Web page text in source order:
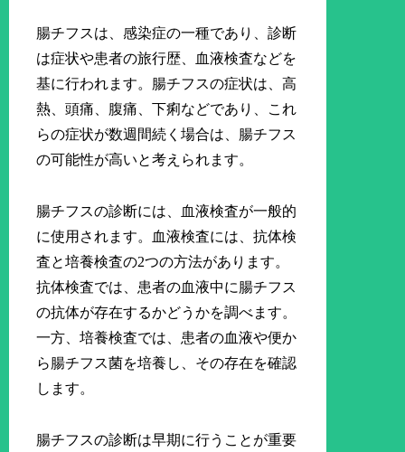
腸チフスは、感染症の一種であり、診断
は症状や患者の旅行歴、血液検査などを
基に行われます。腸チフスの症状は、高
熱、頭痛、腹痛、下痢などであり、これ
らの症状が数週間続く場合は、腸チフス
の可能性が高いと考えられます。
腸チフスの診断には、血液検査が一般的
に使用されます。血液検査には、抗体検
査と培養検査の2つの方法があります。
抗体検査では、患者の血液中に腸チフス
の抗体が存在するかどうかを調べます。
一方、培養検査では、患者の血液や便か
ら腸チフス菌を培養し、その存在を確認
します。
腸チフスの診断は早期に行うことが重要